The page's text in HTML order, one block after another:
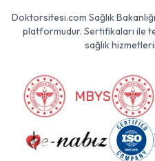
Doktorsitesi.com Sağlık
platformudur. Sertifikaları ile
sağlık